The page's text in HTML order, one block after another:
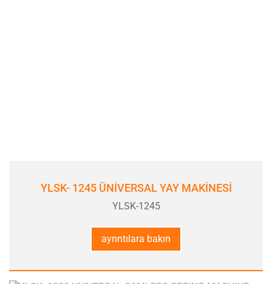
YLSK- 1245 ÜNİVERSAL YAY MAKİNESİ
YLSK-1245
ayrıntılara bakın